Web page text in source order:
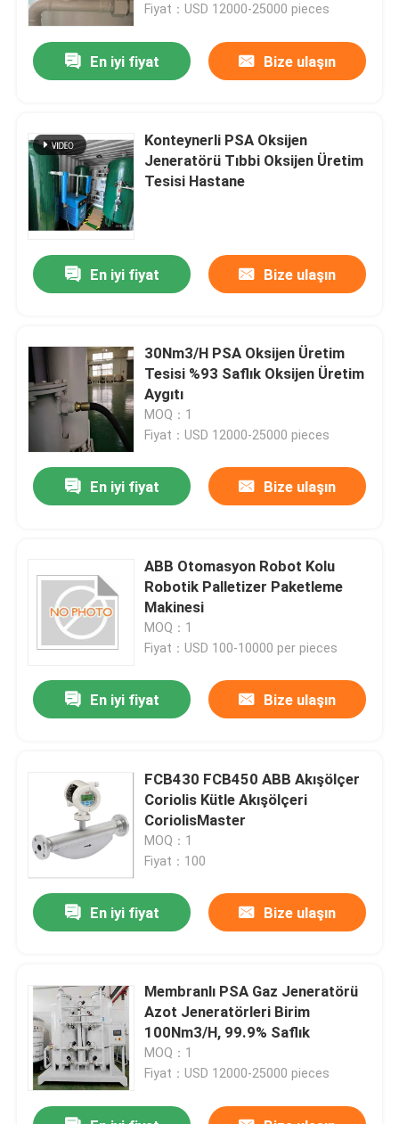
Ana sayfa
Ürünler
VİDEOLAR
Fiyat：USD 12000-25000 pieces
En iyi fiyat Bize ulaşın
Konteynerli PSA Oksijen
Jeneratörü Tıbbi Oksijen Üretim
Tesisi Hastane
En iyi fiyat Bize ulaşın
30Nm3/H PSA Oksijen Üretim
Tesisi %93 Saflık Oksijen Üretim
Aygıtı
MOQ：1
Fiyat：USD 12000-25000 pieces
En iyi fiyat Bize ulaşın
ABB Otomasyon Robot Kolu
Robotik Palletizer Paketleme
Makinesi
MOQ：1
Fiyat：USD 100-10000 per pieces
En iyi fiyat Bize ulaşın
FCB430 FCB450 ABB Akışölçer
Coriolis Kütle Akışölçeri
CoriolisMaster
MOQ：1
Fiyat：100
En iyi fiyat Bize ulaşın
Membranlı PSA Gaz Jeneratörü
Azot Jeneratörleri Birim
100Nm3/H, 99.9% Saflık
MOQ：1
Fiyat：USD 12000-25000 pieces